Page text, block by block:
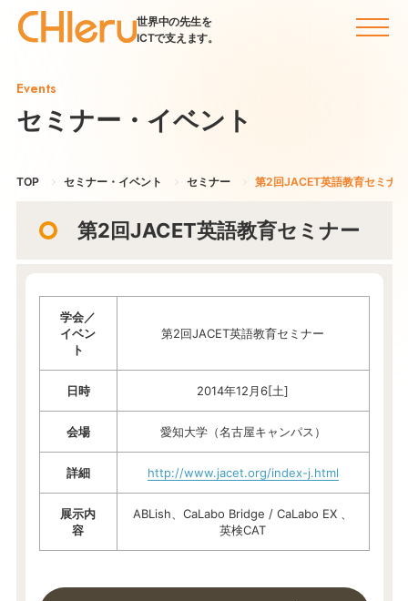
世界中の先生を
ICTで支えます。
Events
セミナー・イベント
TOP セミナー・イベント セミナー 第2回JACET英語教育セミナー
第2回JACET英語教育セミナー
学会／
イベン
ト
第2回JACET英語教育セミナー
日時 2014年12月6[土]
会場 愛知大学（名古屋キャンパス）
詳細 http://www.jacet.org/index-j.html
展示内
容
ABLish、CaLabo Bridge / CaLabo EX 、
英検CAT